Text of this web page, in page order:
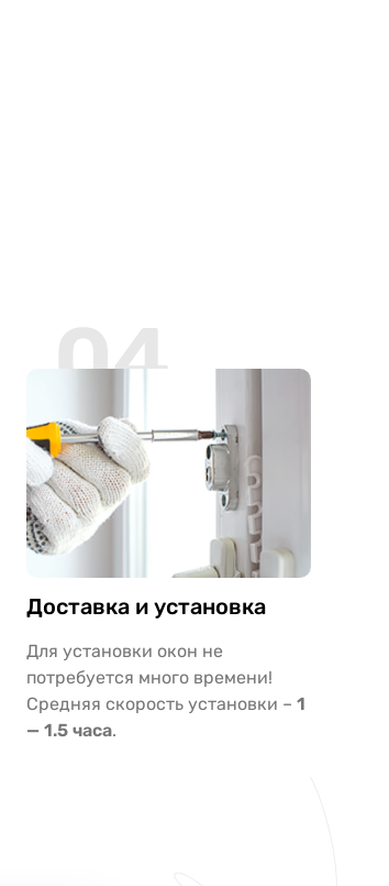
04
Доставка и установка
Для установки окон не
потребуется много времени!
Средняя скорость установки –1
— 1.5 часа.